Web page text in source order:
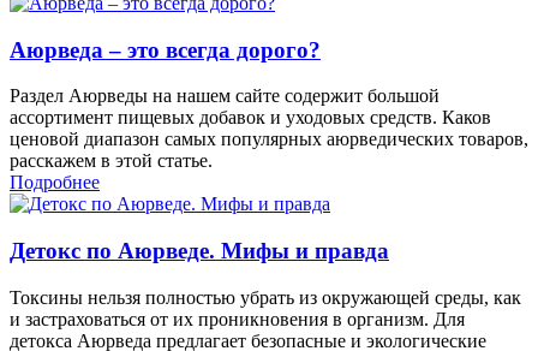
Аюрведа – это всегда дорого?
Раздел Аюрведы на нашем сайте содержит большой
ассортимент пищевых добавок и уходовых средств. Каков
ценовой диапазон самых популярных аюрведических товаров,
расскажем в этой статье.
Подробнее
Детокс по Аюрведе. Мифы и правда
Токсины нельзя полностью убрать из окружающей среды, как
и застраховаться от их проникновения в организм. Для
детокса Аюрведа предлагает безопасные и экологические